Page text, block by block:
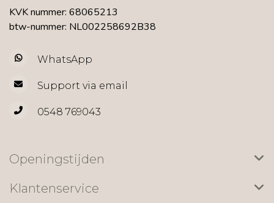
KVK nummer: 68065213
btw-nummer: NL002258692B38
WhatsApp
Support via email
0548 769043
Openingstijden
Klantenservice